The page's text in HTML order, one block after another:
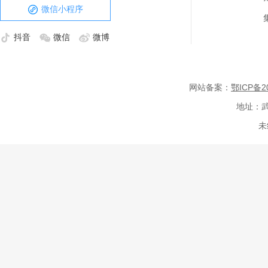
微信小程序
抖音 微信 微博
网站备案： 鄂ICP备
地址：